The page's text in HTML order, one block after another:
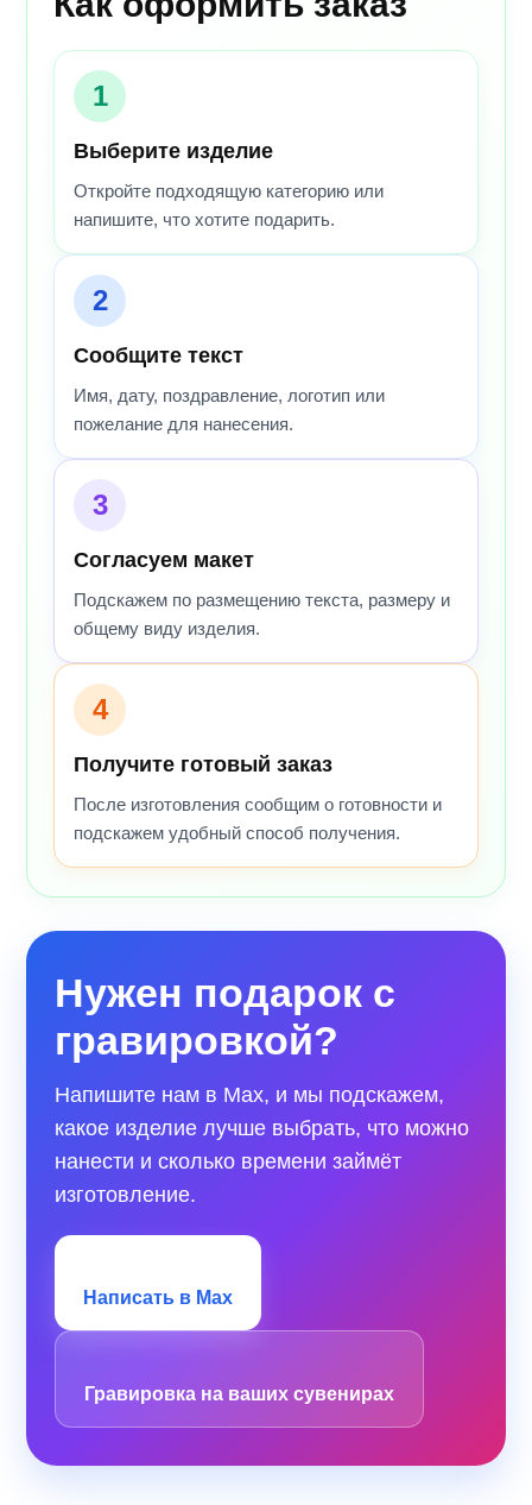
1
Выберите изделие
Откройте подходящую категорию или
напишите, что хотите подарить.
2
Сообщите текст
Имя, дату, поздравление, логотип или
пожелание для нанесения.
3
Согласуем макет
Подскажем по размещению текста, размеру и
общему виду изделия.
4
Получите готовый заказ
После изготовления сообщим о готовности и
подскажем удобный способ получения.
Нужен подарок с
гравировкой?
Напишите нам в Max, и мы подскажем,
какое изделие лучше выбрать, что можно
нанести и сколько времени займёт
изготовление.
Написать в Max
Гравировка на ваших сувенирах